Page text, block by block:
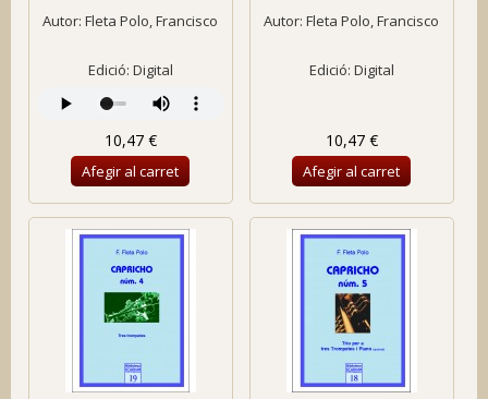
Autor:Fleta Polo, Francisco
Edició: Digital
10,47 €
Afegir al carret
Autor:Fleta Polo, Francisco
Edició: Digital
10,47 €
Afegir al carret